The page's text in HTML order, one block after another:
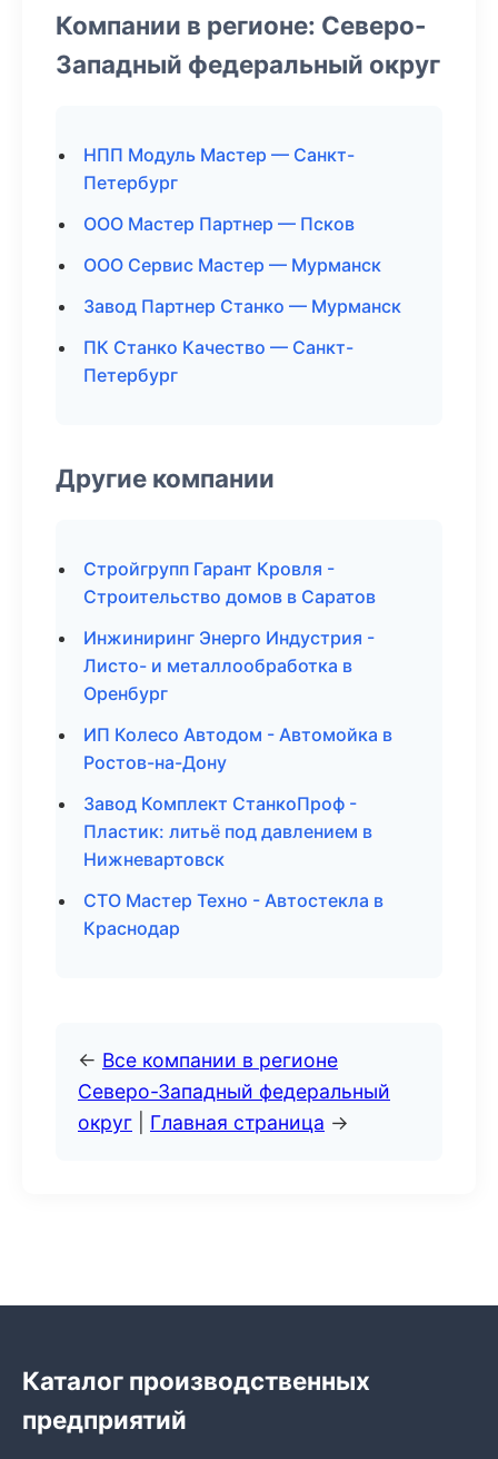
Компании в регионе: Северо-
Западный федеральный округ
НПП Модуль Мастер — Санкт-
Петербург
ООО Мастер Партнер — Псков
ООО Сервис Мастер — Мурманск
Завод Партнер Станко — Мурманск
ПК Станко Качество — Санкт-
Петербург
Другие компании
Стройгрупп Гарант Кровля -
Строительство домов в Саратов
Инжиниринг Энерго Индустрия -
Листо- и металлообработка в
Оренбург
ИП Колесо Автодом - Автомойка в
Ростов-на-Дону
Завод Комплект СтанкоПроф -
Пластик: литьё под давлением в
Нижневартовск
СТО Мастер Техно - Автостекла в
Краснодар
← Все компании в регионе
Северо-Западный федеральный
округ
Главная страница →
Каталог производственных
предприятий